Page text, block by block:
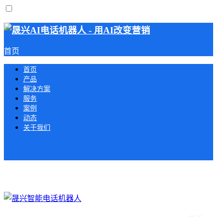
首页
首页
产品
解决方案
服务
案例
动态
关于我们